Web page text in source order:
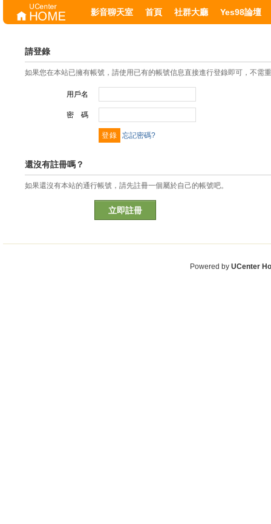
影音聊天室 首頁 社群大廳 Yes98論壇
請登錄
如果您在本站已擁有帳號，請使用已有的帳號信息直接進行登錄即可，不需
用戶名
密 碼
忘記密碼?
還沒有註冊嗎？
如果還沒有本站的通行帳號，請先註冊一個屬於自己的帳號吧。
立即註冊
Powered by UCenter